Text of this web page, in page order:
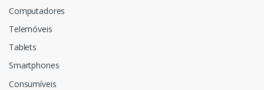
Computadores
Telemóveis
Tablets
Smartphones
Consumíveis